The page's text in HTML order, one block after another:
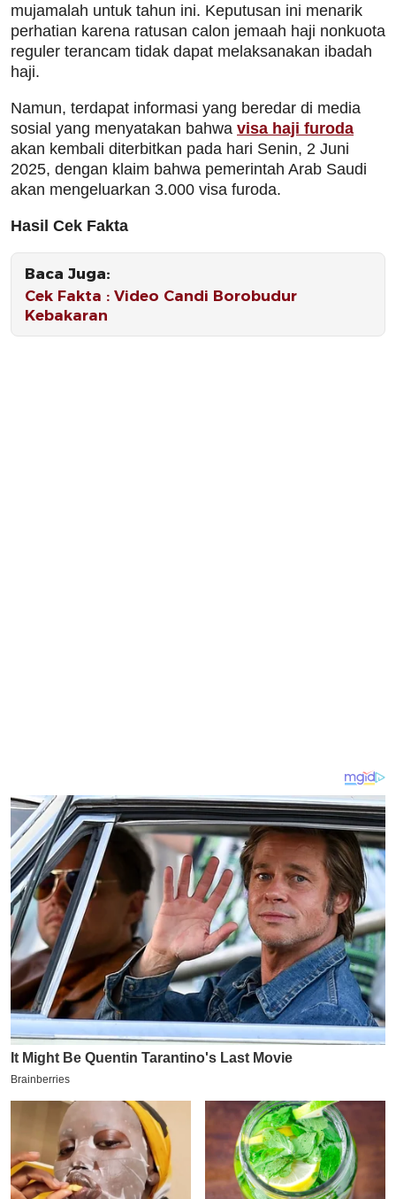
mujamalah untuk tahun ini. Keputusan ini menarik
perhatian karena ratusan calon jemaah haji nonkuota
reguler terancam tidak dapat melaksanakan ibadah
haji.
Namun, terdapat informasi yang beredar di media
sosial yang menyatakan bahwa visa haji furoda
akan kembali diterbitkan pada hari Senin, 2 Juni
2025, dengan klaim bahwa pemerintah Arab Saudi
akan mengeluarkan 3.000 visa furoda.
Hasil Cek Fakta
Baca Juga:
Cek Fakta : Video Candi Borobudur
Kebakaran